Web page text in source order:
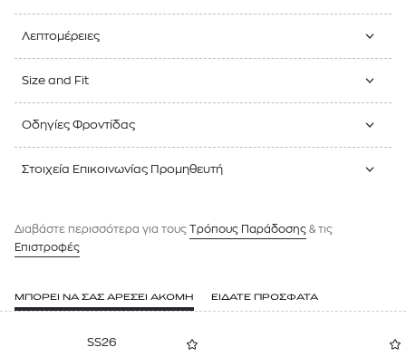
Λεπτομέρειες
Size and Fit
Οδηγίες Φροντίδας
Στοιχεία Επικοινωνίας Προμηθευτή
Διαβάστε περισσότερα για τους Tρόπους Παράδοσης & τις
Επιστροφές
ΜΠΟΡΕΙ ΝΑ ΣΑΣ ΑΡΕΣΕΙ ΑΚΟΜΗ ΕΙΔΑΤΕ ΠΡΟΣΦΑΤΑ
SS26